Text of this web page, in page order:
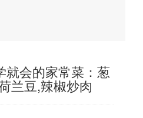
就会的家常菜：葱
兰豆,辣椒炒肉